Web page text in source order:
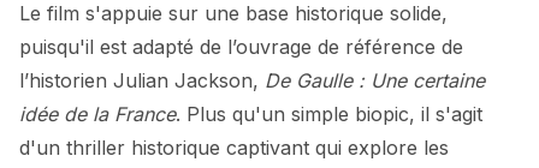
Le film s'appuie sur une base historique solide,
puisqu'il est adapté de l’ouvrage de référence de
l’historien Julian Jackson, De Gaulle : Une certaine
idée de la France. Plus qu'un simple biopic, il s'agit
d'un thriller historique captivant qui explore les